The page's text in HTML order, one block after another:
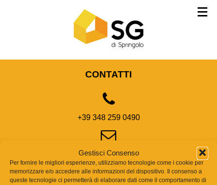
Gestisci Consenso
Per fornire le migliori esperienze, utilizziamo tecnologie come i cookie per
memorizzare e/o accedere alle informazioni del dispositivo. Il consenso a
queste tecnologie ci permetterà di elaborare dati come il comportamento di
CONTATTI
+39 348 259 0490
sgdispringolo@gmail.com
L’AZIENDA